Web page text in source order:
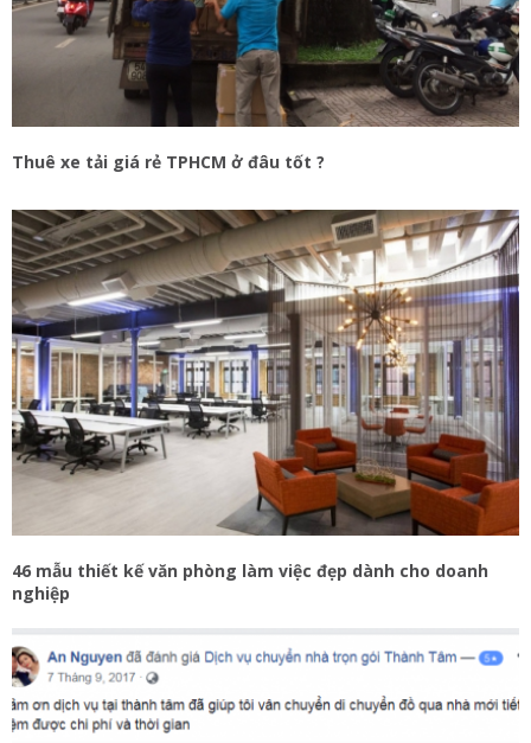
Thuê xe tải giá rẻ TPHCM ở đâu tốt ?
46 mẫu thiết kế văn phòng làm việc đẹp dành cho doanh
nghiệp